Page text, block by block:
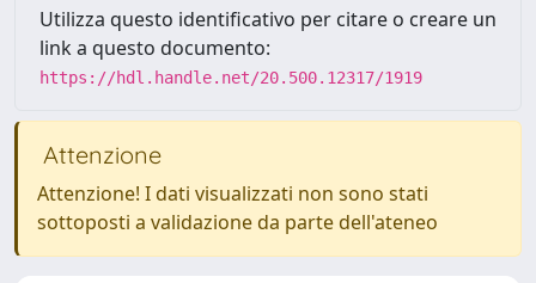
Utilizza questo identificativo per citare o creare un
link a questo documento:
https://hdl.handle.net/20.500.12317/1919
Attenzione
Attenzione! I dati visualizzati non sono stati
sottoposti a validazione da parte dell'ateneo